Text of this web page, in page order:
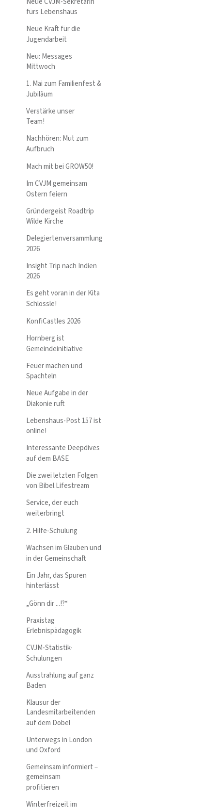
fürs Lebenshaus
Neue Kraft für die
Jugendarbeit
Neu: Messages
Mittwoch
1. Mai zum Familienfest &
Jubiläum
Verstärke unser
Team!
Nachhören: Mut zum
Aufbruch
Mach mit bei GROW50!
Im CVJM gemeinsam
Ostern feiern
Gründergeist Roadtrip
Wilde Kirche
Delegiertenversammlung
2026
Insight Trip nach Indien
2026
Es geht voran in der Kita
Schlössle!
KonfiCastles 2026
Hornberg ist
Gemeindeinitiative
Feuer machen und
Spachteln
Neue Aufgabe in der
Diakonie ruft
Lebenshaus-Post 157 ist
online!
Interessante Deepdives
auf dem BASE
Die zwei letzten Folgen
von Bibel.Lifestream
Service, der euch
weiterbringt
2. Hilfe-Schulung
Wachsen im Glauben und
in der Gemeinschaft
Ein Jahr, das Spuren
hinterlässt
„Gönn dir ...!?“
Praxistag
Erlebnispädagogik
CVJM-Statistik-
Schulungen
Ausstrahlung auf ganz
Baden
Klausur der
Landesmitarbeitenden
auf dem Dobel
Unterwegs in London
und Oxford
Gemeinsam informiert –
gemeinsam
profitieren
Winterfreizeit im